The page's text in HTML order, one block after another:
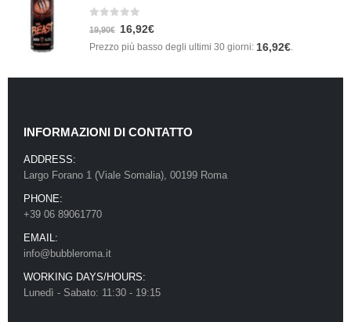
Su 5
19,90€ 16,92€
Prezzo più basso degli ultimi 30 giorni: 16,92€
INFORMAZIONI DI CONTATTO
ADDRESS:
Largo Forano 1 (Viale Somalia), 00199 Roma
PHONE:
+39 06 89061770
EMAIL:
info@bubbleroma.it
WORKING DAYS/HOURS:
Lunedì - Sabato: 11:30 - 19:15